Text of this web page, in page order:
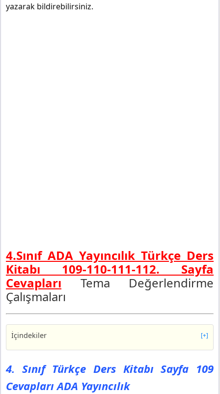
yazarak bildirebilirsiniz.
4.Sınıf ADA Yayıncılık Türkçe Ders
Kitabı 109-110-111-112. Sayfa
Cevapları Tema Değerlendirme
Çalışmaları
İçindekiler [+]
4. Sınıf Türkçe Ders Kitabı Sayfa 109 Cevapları ADA
Yayıncılık
4. Sınıf Türkçe Ders Kitabı Sayfa 110 Cevapları ADA
Yayıncılık
4. Sınıf Türkçe Ders Kitabı Sayfa 109
Cevapları ADA Yayıncılık